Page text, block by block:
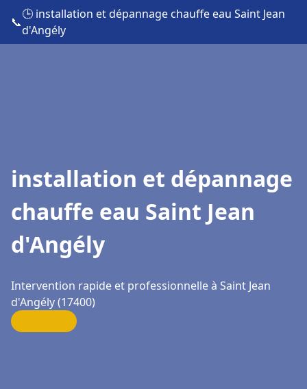
📞
🕒 installation et dépannage chauffe eau Saint Jean
d'Angély
installation et dépannage
chauffe eau Saint Jean
d'Angély
Intervention rapide et professionnelle à Saint Jean
d'Angély (17400)